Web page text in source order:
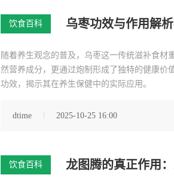
饮食百科 乌枣功效与作用解
随着养生观念的普及，乌枣这一传统滋补食材
然营养成分，更通过炮制形成了独特的健康价
功效，揭示其在养生保健中的实际应用。
dtime 2025-10-25 16:00
饮食百科 龙图腾的真正作用